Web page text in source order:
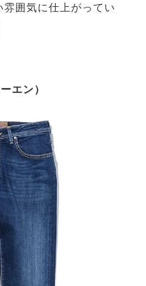
囲気に仕上がってい
エン）